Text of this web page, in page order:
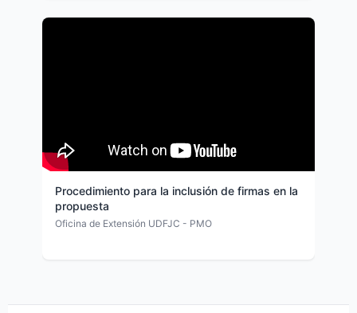
Procedimiento para la inclusión de firmas en la
propuesta
Oficina de Extensión UDFJC - PMO